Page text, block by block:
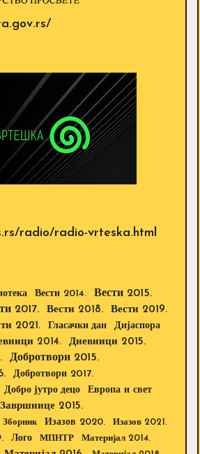
radio/radio-vrteska.html
Вести 2014.
Вести 2015.
2017. Вести 2018.
Вести 2019.
2021. Гласачки дан Дијаспора
2014.
Дневници 2015.
Добротвори 2015.
Добротвори 2017.
Добро јутро децо Европа и свет
Завршнице 2015.
Зборник Изазов 2020.
Изазов 2021.
Лого МПНТР Материјал 2014.